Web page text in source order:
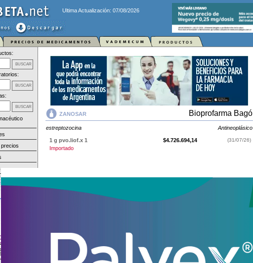
Ultima Actualización: 07/08/2026
ZANOSAR Bioprofarma Bagó
estreptozocina Antineoplásico
1 g pvo.liof.x 1 $4.726.694,14 (31/07/26)
Importado
Antineoplásico. Es
producido por
y cuenta con 1 presentación
Explorar más
Otros productos con
estreptozocina